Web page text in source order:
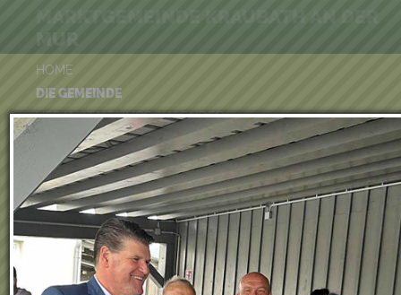
HOME
DIE GEMEINDE
VERANSTALTUNGS-KALENDER
BÜRGER-SERVICE
FREIZEIT & TOURISMUS
UMWELT
WIRTSCHAFT
VEREINE
KINDERGARTEN & KINDERKRIPPE
VOLKSSCHULE
MUR